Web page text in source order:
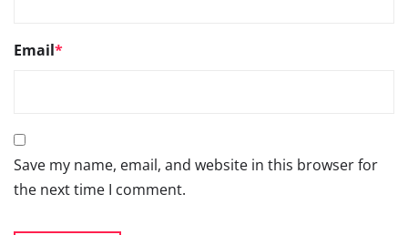
Email*
Save my name, email, and website in this browser for
the next time I comment.